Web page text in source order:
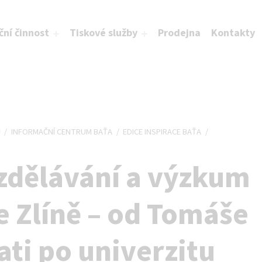
činnost Tiskové služby Prodejna Kontakty
/ INFORMAČNÍ CENTRUM BAŤA / EDICE INSPIRACE BAŤA /
a výzkum
Zlíně – od Tomáše
po univerzitu